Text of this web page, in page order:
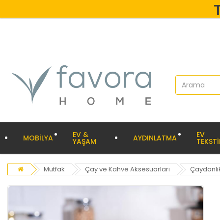
MOBİLYA EV &
YAŞAM AYDINLATMA EV
Mutfak Çay ve Kahve Aksesuarları